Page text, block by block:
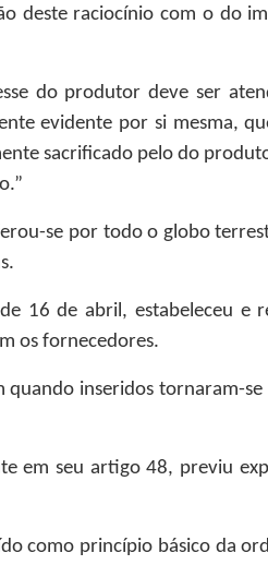
deste raciocínio com o do
do produtor deve ser
evidente por si mesma,
sacrificado pelo do
se por todo o globo
16 de abril, estabeleceu e
os fornecedores.
inseridos tornaram-
em seu artigo 48, previu
como princípio básico da